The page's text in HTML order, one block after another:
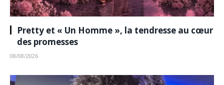
Pretty et « Un Homme », la tendresse au cœur
des promesses
08/08/2026